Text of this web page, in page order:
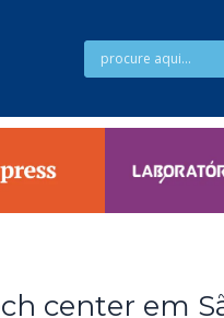
center em